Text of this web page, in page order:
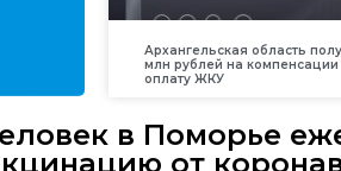
Архангельская область
млн рублей на компенсации
оплату ЖКУ
в Поморье
от